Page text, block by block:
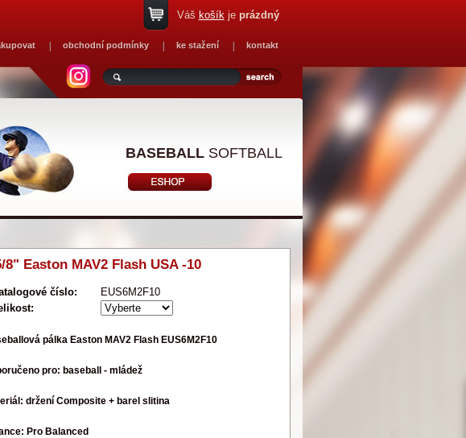
obchodní podmínky ke stažení kontakt
Váš košíkje prázdný
BASEBALLSOFTBALL
8" Easton MAV2 Flash USA -10
číslo:
EUS6M2F10
pálka Easton MAV2 Flash EUS6M2F10
pro: baseball - mládež
držení Composite + barel slitina
Pro Balanced